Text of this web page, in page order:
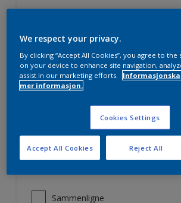
Nordsjö Professional 20
Veggmaling med
Utviklet av og for
malere
Miljømerket
Sammenligne
We respect your privacy.
By clicking “Accept All Cookies”, you agree to
on your device to enhance site navigation,
assist in our marketing efforts.
mer informasjon.
Cookies Settings
Reject All
Accept All Cookies